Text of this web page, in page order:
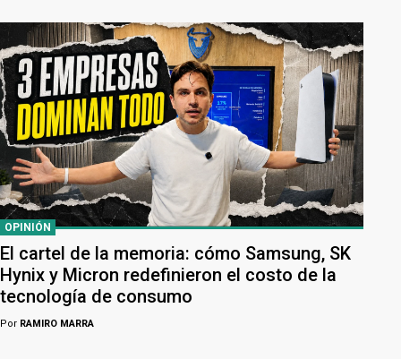
OPINIÓN
El cartel de la memoria: cómo Samsung, SK
Hynix y Micron redefinieron el costo de la
tecnología de consumo
Por RAMIRO MARRA